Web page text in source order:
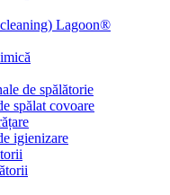
Lagoon®
de spălătorie
spălat covoare
igienizare